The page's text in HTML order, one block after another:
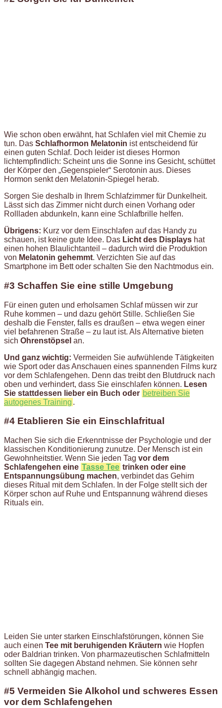
Wie schon oben erwähnt, hat Schlafen viel mit Chemie zu
tun. Das Schlafhormon Melatonin ist entscheidend für
einen guten Schlaf. Doch leider ist dieses Hormon
lichtempfindlich: Scheint uns die Sonne ins Gesicht, schüttet
der Körper den „Gegenspieler“ Serotonin aus. Dieses
Hormon senkt den Melatonin-Spiegel herab.
Sorgen Sie deshalb in Ihrem Schlafzimmer für Dunkelheit.
Lässt sich das Zimmer nicht durch einen Vorhang oder
Rollladen abdunkeln, kann eine Schlafbrille helfen.
Übrigens: Kurz vor dem Einschlafen auf das Handy zu
schauen, ist keine gute Idee. Das Licht des Displays hat
einen hohen Blaulichtanteil – dadurch wird die Produktion
von Melatonin gehemmt. Verzichten Sie auf das
Smartphone im Bett oder schalten Sie den Nachtmodus ein.
#3 Schaffen Sie eine stille Umgebung
Für einen guten und erholsamen Schlaf müssen wir zur
Ruhe kommen – und dazu gehört Stille. Schließen Sie
deshalb die Fenster, falls es draußen – etwa wegen einer
viel befahrenen Straße – zu laut ist. Als Alternative bieten
sich Ohrenstöpsel an.
Und ganz wichtig: Vermeiden Sie aufwühlende Tätigkeiten
wie Sport oder das Anschauen eines spannenden Films kurz
vor dem Schlafengehen. Denn das treibt den Blutdruck nach
oben und verhindert, dass Sie einschlafen können. Lesen
Sie stattdessen lieber ein Buch oder betreiben Sie
autogenes Training .
#4 Etablieren Sie ein Einschlafritual
Machen Sie sich die Erkenntnisse der Psychologie und der
klassischen Konditionierung zunutze. Der Mensch ist ein
Gewohnheitstier. Wenn Sie jeden Tag vor dem
Schlafengehen eine Tasse Tee trinken oder eine
Entspannungsübung machen, verbindet das Gehirn
dieses Ritual mit dem Schlafen. In der Folge stellt sich der
Körper schon auf Ruhe und Entspannung während dieses
Rituals ein.
Leiden Sie unter starken Einschlafstörungen, können Sie
auch einen Tee mit beruhigenden Kräutern wie Hopfen
oder Baldrian trinken. Von pharmazeutischen Schlafmitteln
sollten Sie dagegen Abstand nehmen. Sie können sehr
schnell abhängig machen.
#5 Vermeiden Sie Alkohol und schweres Essen
vor dem Schlafengehen